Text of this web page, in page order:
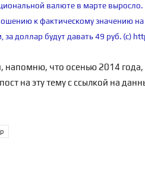
валюте в марте
к фактическому значению
доллар будут давать 49 руб. (c)
напомню, что осенью 2014 года,
на эту тему с ссылкой на